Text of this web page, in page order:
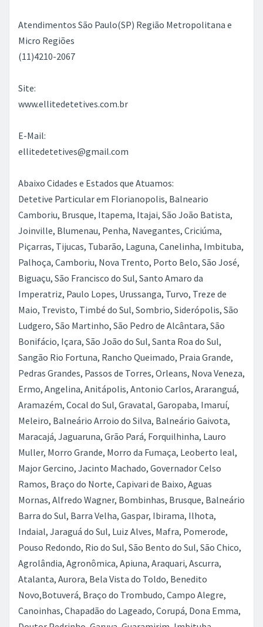
Atendimentos São Paulo(SP) Região Metropolitana e
Micro Regiões
(11)4210-2067
Site:
www.ellitedetetives.com.br
E-Mail:
ellitedetetives@gmail.com
Abaixo Cidades e Estados que Atuamos:
Detetive Particular em Florianopolis, Balneario
Camboriu, Brusque, Itapema, Itajai, São João Batista,
Joinville, Blumenau, Penha, Navegantes, Criciúma,
Piçarras, Tijucas, Tubarão, Laguna, Canelinha, Imbituba,
Palhoça, Camboriu, Nova Trento, Porto Belo, São José,
Biguaçu, São Francisco do Sul, Santo Amaro da
Imperatriz, Paulo Lopes, Urussanga, Turvo, Treze de
Maio, Trevisto, Timbé do Sul, Sombrio, Siderópolis, São
Ludgero, São Martinho, São Pedro de Alcântara, São
Bonifácio, Içara, São João do Sul, Santa Roa do Sul,
Sangão Rio Fortuna, Rancho Queimado, Praia Grande,
Pedras Grandes, Passos de Torres, Orleans, Nova Veneza,
Ermo, Angelina, Anitápolis, Antonio Carlos, Araranguá,
Aramazém, Cocal do Sul, Gravatal, Garopaba, Imaruí,
Meleiro, Balneário Arroio do Silva, Balneário Gaivota,
Maracajá, Jaguaruna, Grão Pará, Forquilhinha, Lauro
Muller, Morro Grande, Morro da Fumaça, Leoberto leal,
Major Gercino, Jacinto Machado, Governador Celso
Ramos, Braço do Norte, Capivari de Baixo, Aguas
Mornas, Alfredo Wagner, Bombinhas, Brusque, Balneário
Barra do Sul, Barra Velha, Gaspar, Ibirama, Ilhota,
Indaial, Jaraguá do Sul, Luiz Alves, Mafra, Pomerode,
Pouso Redondo, Rio do Sul, São Bento do Sul, São Chico,
Agrolândia, Agronômica, Apiuna, Araquari, Ascurra,
Atalanta, Aurora, Bela Vista do Toldo, Benedito
Novo,Botuverá, Braço do Trombudo, Campo Alegre,
Canoinhas, Chapadão do Lageado, Corupá, Dona Emma,